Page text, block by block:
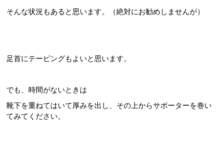
そんな状況もあると思います。（絶対にお勧めしませんが）
足首にテーピングもよいと思います。
でも、時間がないときは
靴下を重ねてはいて厚みを出し、その上からサポーターを巻い
てみてください。